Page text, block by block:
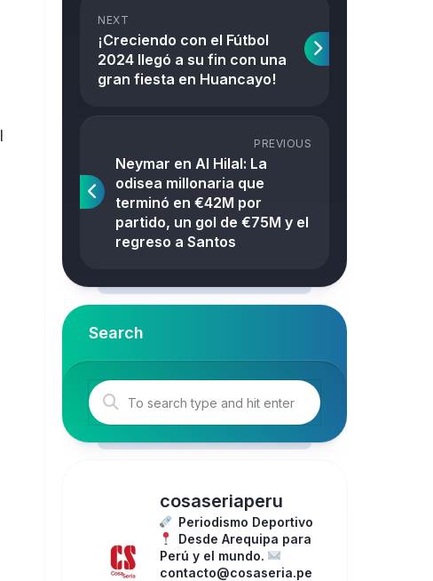
NEXT
¡Creciendo con el Fútbol
2024 llegó a su fin con una
gran fiesta en Huancayo!
PREVIOUS
Neymar en Al Hilal: La
odisea millonaria que
terminó en €42M por
partido, un gol de €75M y el
regreso a Santos
Search
cosaseriaperu
Periodismo Deportivo
Desde Arequipa para
Perú y el mundo.
contacto@cosaseria.pe